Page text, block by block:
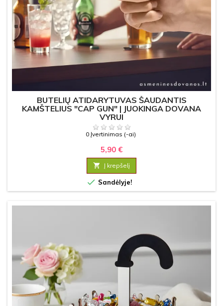
BUTELIŲ ATIDARYTUVAS ŠAUDANTIS
KAMŠTELIUS "CAP GUN" | JUOKINGA DOVANA
VYRUI
0 Įvertinimas (-ai)
5,90 €
 Į krepšelį
 Sandėlyje!